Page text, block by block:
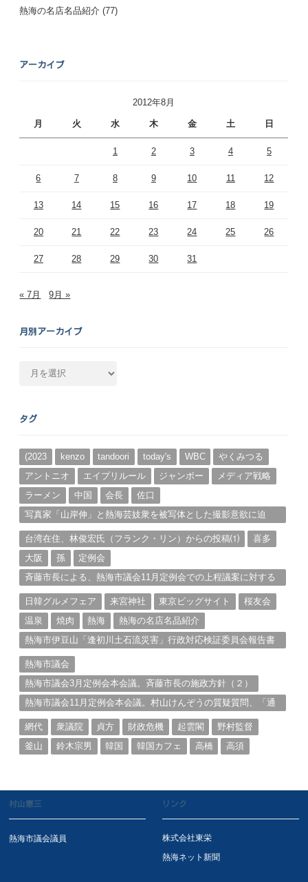
熱海の名店名品紹介 (77)
アーカイブ
2012年8月
月 火 水 木 金 土 日
1 2 3 4 5
6 7 8 9 10 11 12
13 14 15 16 17 18 19
20 21 22 23 24 25 26
27 28 29 30 31
« 7月 9月 »
月別アーカイブ
カ
ブ
タグ
(2023 kenzo tandoori today's WBC
やくみつる
アントニオ
エイプリルール ジャンボー
メディア戦略
ラーメン
中国 会長
佐口
写真家「山岸伸」と熱海芸妓衆を被写体とした撮影意欲に迫
台湾在住、林俊宏氏（フランク・リン）からの投稿⑴
喜多
大阪
孫
定例会
斉藤市長による、熱海市議会11月定例会での上程議案に対する
日韓グルメフェア
来宮神社 東京ビッグサイト
桜友会
温泉
焼肉 熱海
熱海の名店名品紹介
熱海市伊豆山「逢初川土石流災害」行政対応検証委員会報告書
熱海市議会
熱海市議会3月定例会本会議。斉藤市長の施政方針（２）
熱海市議会11月定例会本会議。村山けんぞうの質疑質問、「通
網代
衆議院 貞方 財政危機 起雲閣
野村監督
釜山
鈴木宗男 韓国 韓国カフェ 高橋 高須
村山憲三
熱海市議会議員
リンク
株式会社東栄
熱海ネット新聞